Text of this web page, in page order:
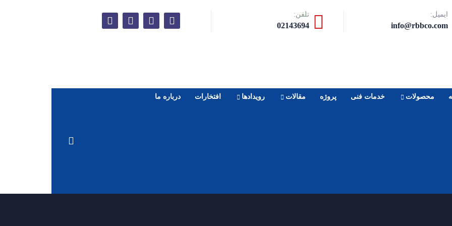
ایمیل:
info@rbbco.com
تلفن:
02143694
محصولات خدمات فنی پروژه مقالات رویدادها افتخارات درباره ما